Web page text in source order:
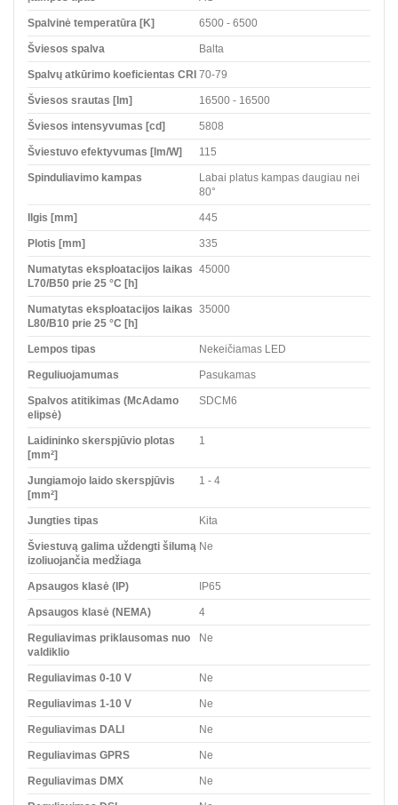
Spalvinė temperatūra [K] 6500 - 6500
Šviesos spalva Balta
Spalvų atkūrimo koeficientas CRI 70-79
Šviesos srautas [lm] 16500 - 16500
Šviesos intensyvumas [cd] 5808
Šviestuvo efektyvumas [lm/W] 115
Spinduliavimo kampas
Labai platus kampas daugiau nei
80°
Ilgis [mm] 445
Plotis [mm] 335
Numatytas eksploatacijos laikas
L70/B50 prie 25 °C [h]
45000
Numatytas eksploatacijos laikas
L80/B10 prie 25 °C [h]
35000
Lempos tipas Nekeičiamas LED
Reguliuojamumas Pasukamas
Spalvos atitikimas (McAdamo
elipsė)
SDCM6
Laidininko skerspjūvio plotas
[mm²]
1
Jungiamojo laido skerspjūvis
[mm²]
1 - 4
Jungties tipas Kita
Šviestuvą galima uždengti šilumą
izoliuojančia medžiaga
Ne
Apsaugos klasė (IP) IP65
Apsaugos klasė (NEMA) 4
Reguliavimas priklausomas nuo
valdiklio
Ne
Reguliavimas 0-10 V Ne
Reguliavimas 1-10 V Ne
Reguliavimas DALI Ne
Reguliavimas GPRS Ne
Reguliavimas DMX Ne